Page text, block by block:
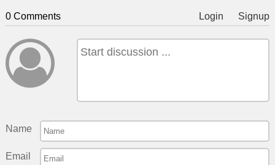
0 Comments Login Signup
Name
Email